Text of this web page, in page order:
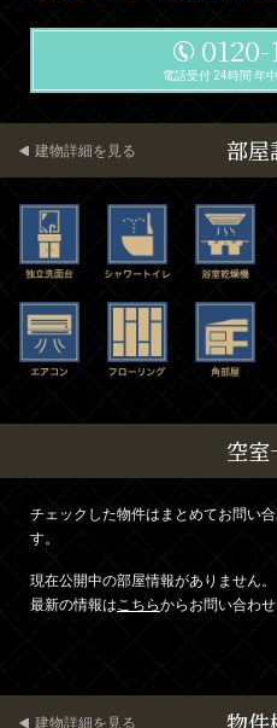
電話受付 24時間 年
部屋
建物詳細を見る
空室
チェックした物件はまとめてお問い
す。
現在公開中の部屋情報がありません。
最新の情報はこちらからお問い合わせ
建物詳細を見る